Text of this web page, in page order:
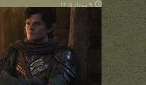
۹ مرداد ۱۴۰۵